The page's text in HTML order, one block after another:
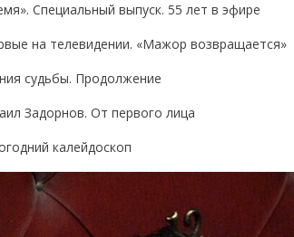
Специальный выпуск. 55 лет в эфире
на телевидении. «Мажор возвращается»
судьбы. Продолжение
Задорнов. От первого лица
калейдоскоп